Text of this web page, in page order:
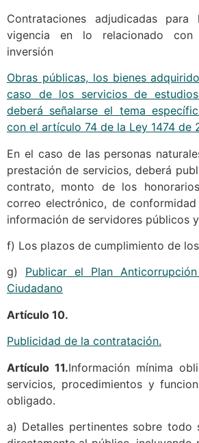
Contrataciones adjudicadas para
vigencia en lo relacionado con
inversión
Obras públicas, los bienes
caso de los servicios de
deberá señalarse el tema
con el artículo 74 de la Ley 1474 de
En el caso de las personas
prestación de servicios, deberá
contrato, monto de los
correo electrónico, de
información de servidores públicos
f) Los plazos de cumplimiento de
g) Publicar el Plan
Ciudadano
Artículo 10.
Publicidad de la contratación.
Artículo 11.Información mínima
servicios, procedimientos y
obligado.
a) Detalles pertinentes sobre todo